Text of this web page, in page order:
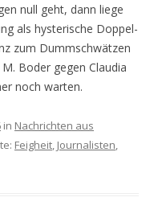
null geht, dann liege
als hysterische Doppel-
zum Dummschwätzen
Boder gegen Claudia
noch warten.
in Nachrichten aus
Feigheit, Journalisten,